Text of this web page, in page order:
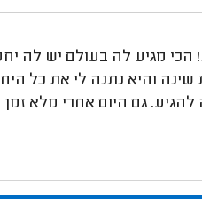
מגיע לה בעולם יש לה
את הלב והנשמה. עברתי לפניה 4 יועצות
גם היום אחרי מלא